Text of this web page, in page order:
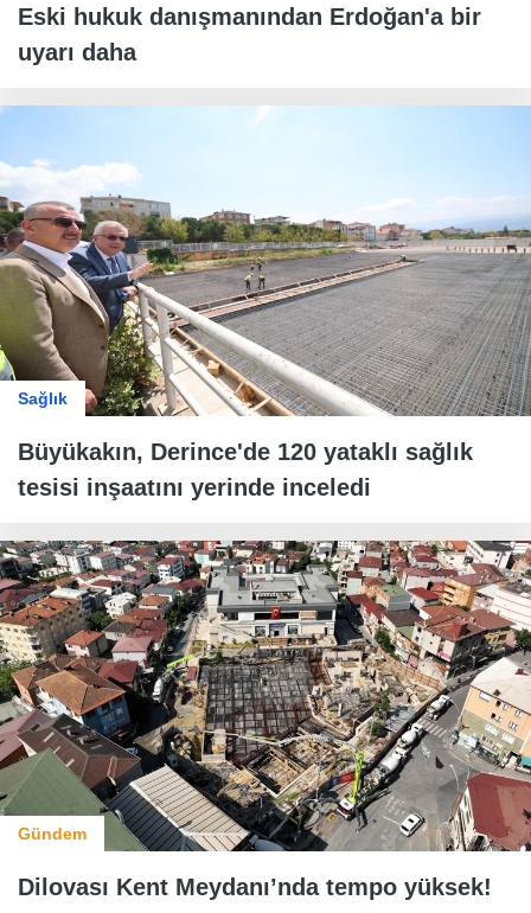
Eski hukuk danışmanından Erdoğan'a bir
uyarı daha
Sağlık
Büyükakın, Derince'de 120 yataklı sağlık
tesisi inşaatını yerinde inceledi
Gündem
Dilovası Kent Meydanı’nda tempo yüksek!